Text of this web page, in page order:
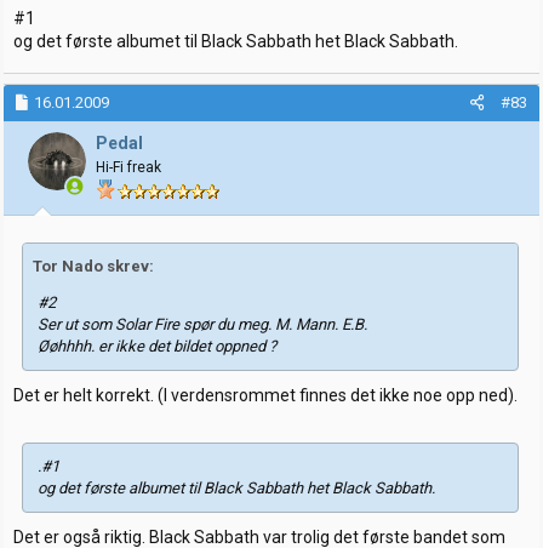
#1
og det første albumet til Black Sabbath het Black Sabbath.
16.01.2009 #83
Pedal
Hi-Fi freak
Tor Nado skrev:
#2
Ser ut som Solar Fire spør du meg. M. Mann. E.B.
Øøhhhh. er ikke det bildet oppned ?
Det er helt korrekt. (I verdensrommet finnes det ikke noe opp ned).
.#1
og det første albumet til Black Sabbath het Black Sabbath.
Det er også riktig. Black Sabbath var trolig det første bandet som